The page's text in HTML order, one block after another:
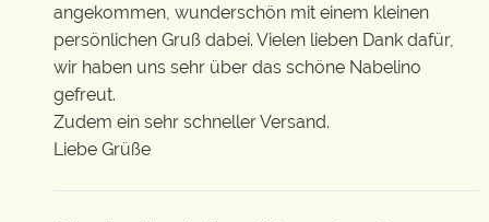
angekommen, wunderschön mit einem kleinen
persönlichen Gruß dabei. Vielen lieben Dank dafür,
wir haben uns sehr über das schöne Nabelino
gefreut.
Zudem ein sehr schneller Versand.
Liebe Grüße